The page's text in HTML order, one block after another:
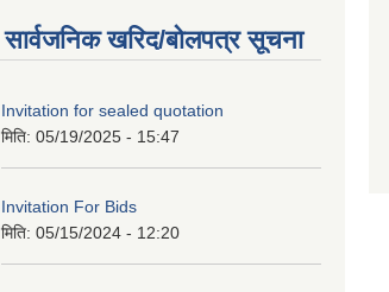
सार्वजनिक खरिद/बोलपत्र सूचना
Invitation for sealed quotation
मिति: 05/19/2025 - 15:47
Invitation For Bids
मिति: 05/15/2024 - 12:20